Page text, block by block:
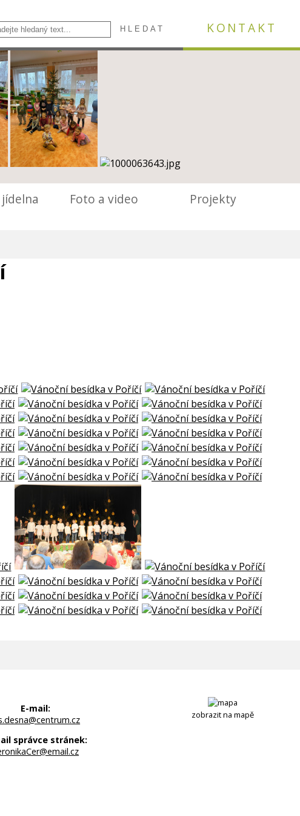
KONTAKT
Foto a video Projekty
E-mail:
správce stránek:
zobrazit na mapě